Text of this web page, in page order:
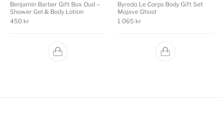
Benjamin Barber Gift Box Oud –
Shower Gel & Body Lotion
450 kr
Byredo Le Corps Body Gift Set
Mojave Ghost
1 065 kr